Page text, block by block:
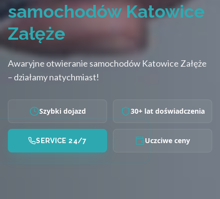
samochodów Katowice
Załęże
Awaryjne otwieranie samochodów Katowice Załęże
– działamy natychmiast!
Szybki dojazd 30+ lat doświadczenia
SERVICE 24/7 Uczciwe ceny